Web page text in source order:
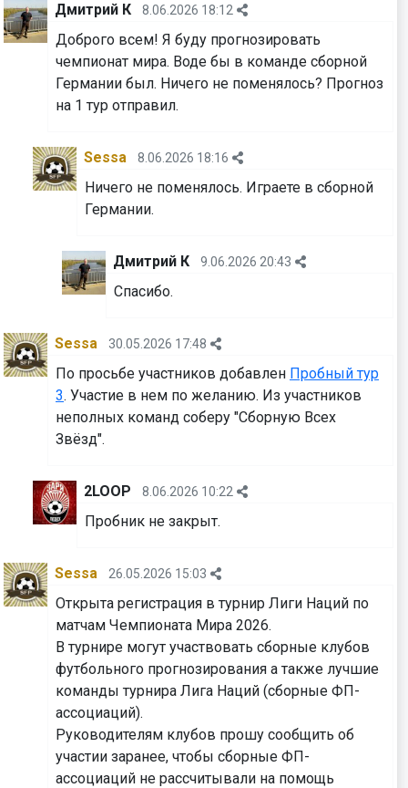
Дмитрий К 8.06.2026 18:12
Доброго всем! Я буду прогнозировать
чемпионат мира. Воде бы в команде сборной
Германии был. Ничего не поменялось? Прогноз
на 1 тур отправил.
Sessa 8.06.2026 18:16
Ничего не поменялось. Играете в сборной
Германии.
Дмитрий К 9.06.2026 20:43
Спасибо.
Sessa 30.05.2026 17:48
По просьбе участников добавлен Пробный тур
3. Участие в нем по желанию. Из участников
неполных команд соберу "Сборную Всех
Звёзд".
2LOOP 8.06.2026 10:22
Пробник не закрыт.
Sessa 26.05.2026 15:03
Открыта регистрация в турнир Лиги Наций по
матчам Чемпионата Мира 2026.
В турнире могут участвовать сборные клубов
футбольного прогнозирования а также лучшие
команды турнира Лига Наций (сборные ФП-
ассоциаций).
Руководителям клубов прошу сообщить об
участии заранее, чтобы сборные ФП-
ассоциаций не рассчитывали на помощь